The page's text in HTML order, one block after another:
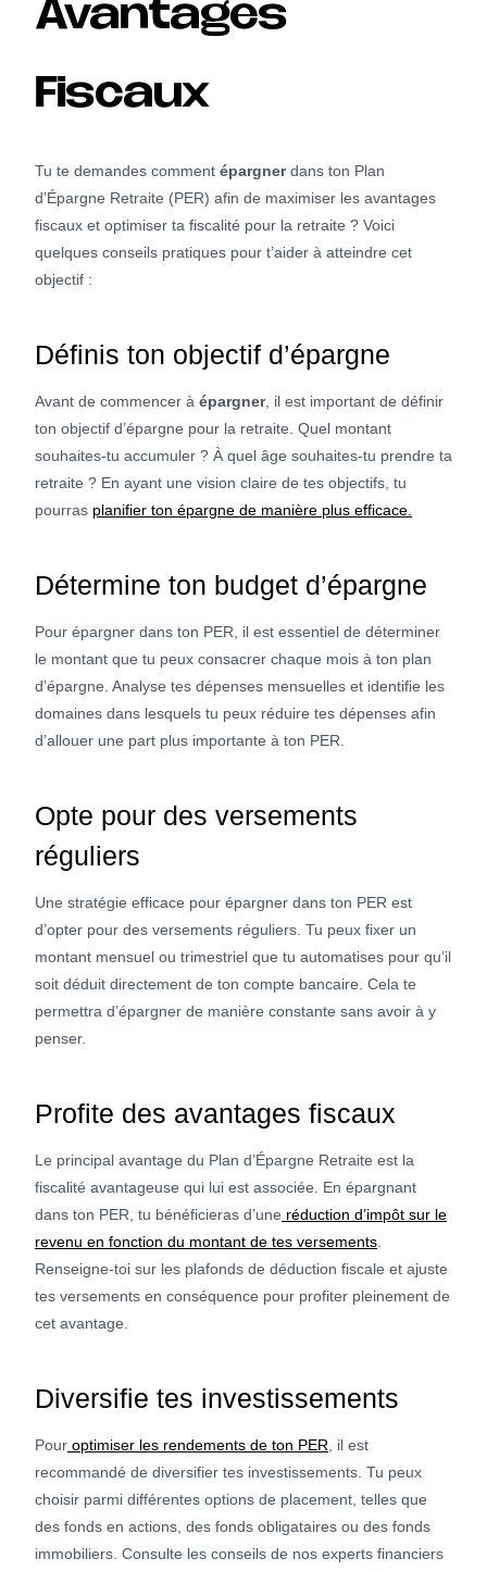
Avantages
Fiscaux
Tu te demandes comment épargnerdans ton Plan
d’Épargne Retraite (PER) afin de maximiser les avantages
fiscaux et optimiser ta fiscalité pour la retraite ? Voici
quelques conseils pratiques pour t’aider à atteindre cet
objectif :
Définis ton objectif d’épargne
Avant de commencer à épargner, il est important de définir
ton objectif d’épargne pour la retraite. Quel montant
souhaites-tu accumuler ? À quel âge souhaites-tu prendre ta
retraite ? En ayant une vision claire de tes objectifs, tu
pourras planifier ton épargne de manière plus efficace.
Détermine ton budget d’épargne
Pour épargner dans ton PER, il est essentiel de déterminer
le montant que tu peux consacrer chaque mois à ton plan
d’épargne. Analyse tes dépenses mensuelles et identifie les
domaines dans lesquels tu peux réduire tes dépenses afin
d’allouer une part plus importante à ton PER.
Opte pour des versements
réguliers
Une stratégie efficace pour épargner dans ton PER est
d’opter pour des versements réguliers. Tu peux fixer un
montant mensuel ou trimestriel que tu automatises pour qu’il
soit déduit directement de ton compte bancaire. Cela te
permettra d’épargner de manière constante sans avoir à y
penser.
Profite des avantages fiscaux
Le principal avantage du Plan d’Épargne Retraite est la
fiscalité avantageuse qui lui est associée. En épargnant
dans ton PER, tu bénéficieras d’une réduction d’impôt sur le
revenu en fonction du montant de tes versements
Renseigne-toi sur les plafonds de déduction fiscale et ajuste
tes versements en conséquence pour profiter pleinement de
cet avantage.
Diversifie tes investissements
Pour optimiser les rendements de ton PER , il est
recommandé de diversifier tes investissements. Tu peux
choisir parmi différentes options de placement, telles que
des fonds en actions, des fonds obligataires ou des fonds
immobiliers. Consulte les conseils de nos experts financiers